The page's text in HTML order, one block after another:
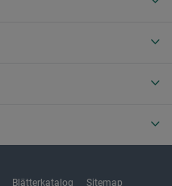
Blätterkatalog Sitemap